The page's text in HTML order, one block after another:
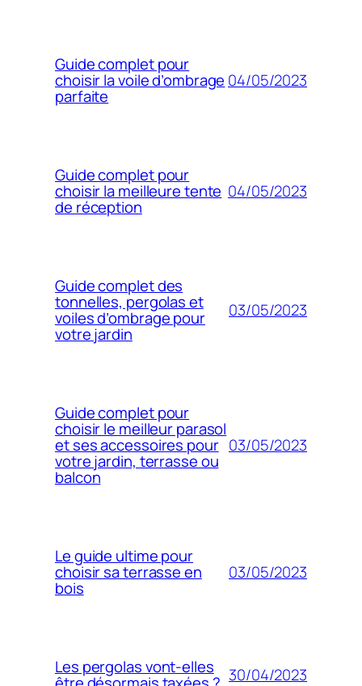
Guide complet pour
choisir la voile d’ombrage
parfaite
04/05/2023
Guide complet pour
choisir la meilleure tente
de réception
04/05/2023
Guide complet des
tonnelles, pergolas et
voiles d’ombrage pour
votre jardin
03/05/2023
Guide complet pour
choisir le meilleur parasol
et ses accessoires pour
votre jardin, terrasse ou
balcon
03/05/2023
Le guide ultime pour
choisir sa terrasse en
bois
03/05/2023
Les pergolas vont-elles 30/04/2023